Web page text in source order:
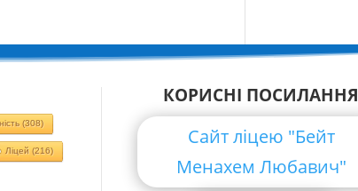
(308)
Ліцей (216)
КОРИСНІ ПОСИЛАННЯ
Сайт ліцею "Бейт
Менахем Любавич"